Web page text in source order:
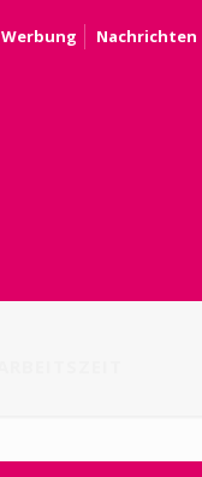
Werbung Nachrichten